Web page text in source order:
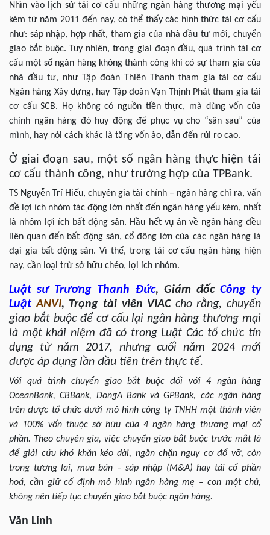
Nhìn vào lịch sử tái cơ cấu những ngân hàng thương mại yếu
kém từ năm 2011 đến nay, có thể thấy các hình thức tái cơ cấu
như: sáp nhập, hợp nhất, tham gia của nhà đầu tư mới, chuyển
giao bắt buộc. Tuy nhiên, trong giai đoạn đầu, quá trình tái cơ
cấu một số ngân hàng không thành công khi có sự tham gia của
nhà đầu tư, như Tập đoàn Thiên Thanh tham gia tái cơ cấu
Ngân hàng Xây dựng, hay Tập đoàn Vạn Thịnh Phát tham gia tái
cơ cấu SCB. Họ không có nguồn tiền thực, mà dùng vốn của
chính ngân hàng đó huy động để phục vụ cho “sân sau” của
mình, hay nói cách khác là tăng vốn ảo, dẫn đến rủi ro cao.
Ở giai đoạn sau, một số ngân hàng thực hiện tái
cơ cấu thành công, như trường hợp của TPBank.
TS Nguyễn Trí Hiếu, chuyên gia tài chính – ngân hàng chỉ ra, vấn
đề lợi ích nhóm tác động lớn nhất đến ngân hàng yếu kém, nhất
là nhóm lợi ích bất động sản. Hầu hết vụ án về ngân hàng đều
liên quan đến bất động sản, cổ đông lớn của các ngân hàng là
đại gia bất động sản. Vì thế, trong tái cơ cấu ngân hàng hiện
nay, cần loại trừ sở hữu chéo, lợi ích nhóm.
Luật sư Trương Thanh Đức, Giám đốc Công ty
Luật ANVI, Trọng tài viên VIAC cho rằng, chuyển
giao bắt buộc để cơ cấu lại ngân hàng thương mại
là một khái niệm đã có trong Luật Các tổ chức tín
dụng từ năm 2017, nhưng cuối năm 2024 mới
được áp dụng lần đầu tiên trên thực tế.
Với quá trình chuyển giao bắt buộc đối với 4 ngân hàng
OceanBank, CBBank, DongA Bank và GPBank, các ngân hàng
trên được tổ chức dưới mô hình công ty TNHH một thành viên
và 100% vốn thuộc sở hữu của 4 ngân hàng thương mại cổ
phần. Theo chuyên gia, việc chuyển giao bắt buộc trước mắt là
để giải cứu khó khăn kéo dài, ngăn chặn nguy cơ đổ vỡ, còn
trong tương lai, mua bán – sáp nhập (M&A) hay tái cổ phần
hoá, cần giữ cố định mô hình ngân hàng mẹ – con một chủ,
không nên tiếp tục chuyển giao bắt buộc ngân hàng.
Văn Linh